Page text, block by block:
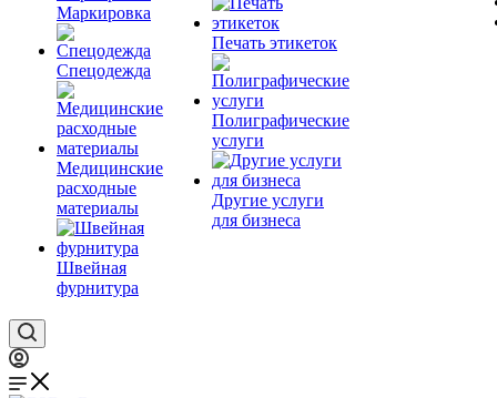
Маркировка
Спецодежда
Медицинские
расходные
материалы
Швейная
фурнитура
Печать этикеток
Полиграфические
услуги
Другие услуги
для бизнеса